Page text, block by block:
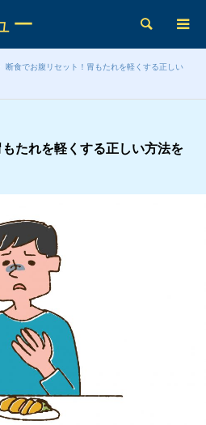
ー 検索
断食でお腹リセット！胃もたれを軽くする正しい
たれを軽くする正しい方法を